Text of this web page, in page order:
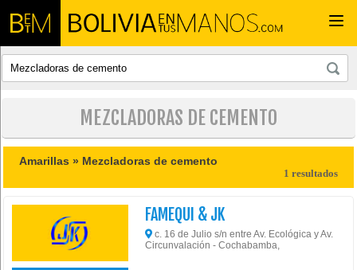
MEZCLADORAS DE CEMENTO
Amarillas » Mezcladoras de cemento
1 resultados
FAMEQUI & JK
c. 16 de Julio s/n entre Av. Ecológica y Av.
Circunvalación - Cochabamba,